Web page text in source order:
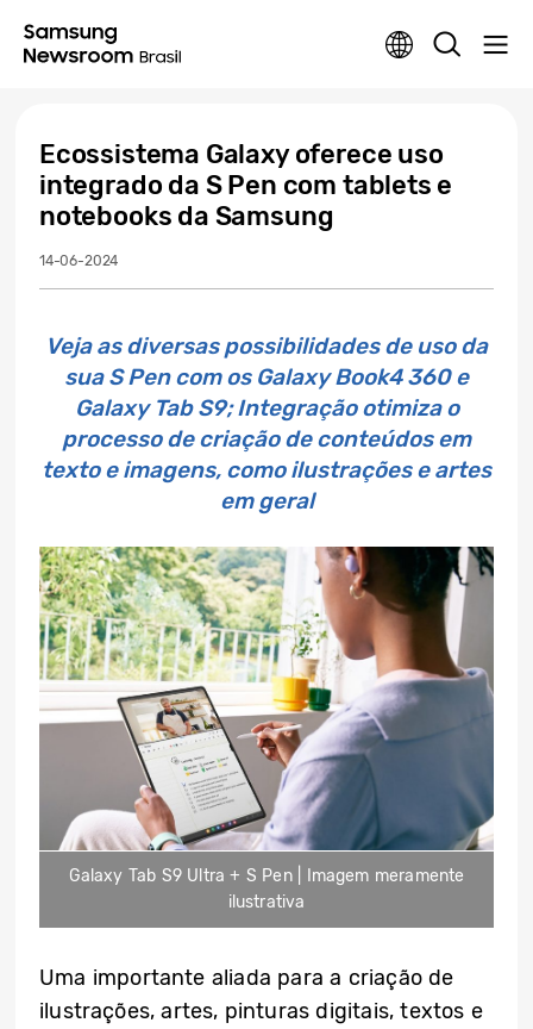
Ecossistema Galaxy oferece uso
integrado da S Pen com tablets e
notebooks da Samsung
14-06-2024
Veja as diversas possibilidades de uso da
sua S Pen com os Galaxy Book4 360 e
Galaxy Tab S9; Integração otimiza o
processo de criação de conteúdos em
texto e imagens, como ilustrações e artes
em geral
Galaxy Tab S9 Ultra + S Pen | Imagem meramente
ilustrativa
Uma importante aliada para a criação de
ilustrações, artes, pinturas digitais, textos e